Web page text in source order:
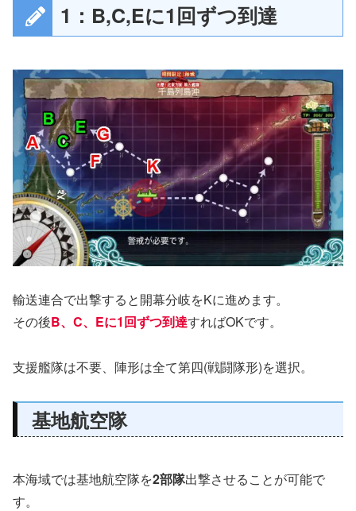
1：B,C,Eに1回ずつ到達
輸送連合で出撃すると開幕分岐をKに進めます。
その後B、C、Eに1回ずつ到達すればOKです。
支援艦隊は不要、陣形は全て第四(戦闘隊形)を選択。
基地航空隊
本海域では基地航空隊を2部隊出撃させることが可能で
す。